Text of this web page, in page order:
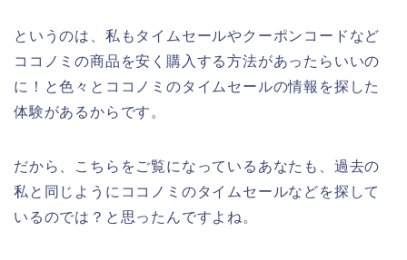
というのは、私もタイムセールやクーポンコードなど
ココノミの商品を安く購入する方法があったらいいの
に！と色々とココノミのタイムセールの情報を探した
体験があるからです。
だから、こちらをご覧になっているあなたも、過去の
私と同じようにココノミのタイムセールなどを探して
いるのでは？と思ったんですよね。